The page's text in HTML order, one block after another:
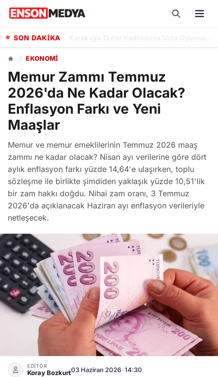
SON DAKİKA
/ EKONOMI
Memur Zammı Temmuz
2026'da Ne Kadar Olacak?
Enflasyon Farkı ve Yeni
Maaşlar
Memur ve memur emeklilerinin Temmuz 2026 maaş
zammı ne kadar olacak? Nisan ayı verilerine göre dört
aylık enflasyon farkı yüzde 14,64'e ulaşırken, toplu
sözleşme ile birlikte şimdiden yaklaşık yüzde 10,51'lik
bir zam hakkı doğdu. Nihai zam oranı, 3 Temmuz
2026'da açıklanacak Haziran ayı enflasyon verileriyle
netleşecek.
Memur Zammı Temmuz 2026'da Ne Kadar Olacak?
EDİTÖR
Koray Bozkurt03 Haziran 2026•14:30